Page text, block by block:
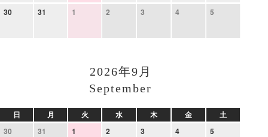
30 31 1 2 3 4 5
2026年9月
September
日 月 火 水 木 金
土
30
31 1 2 3 4 5